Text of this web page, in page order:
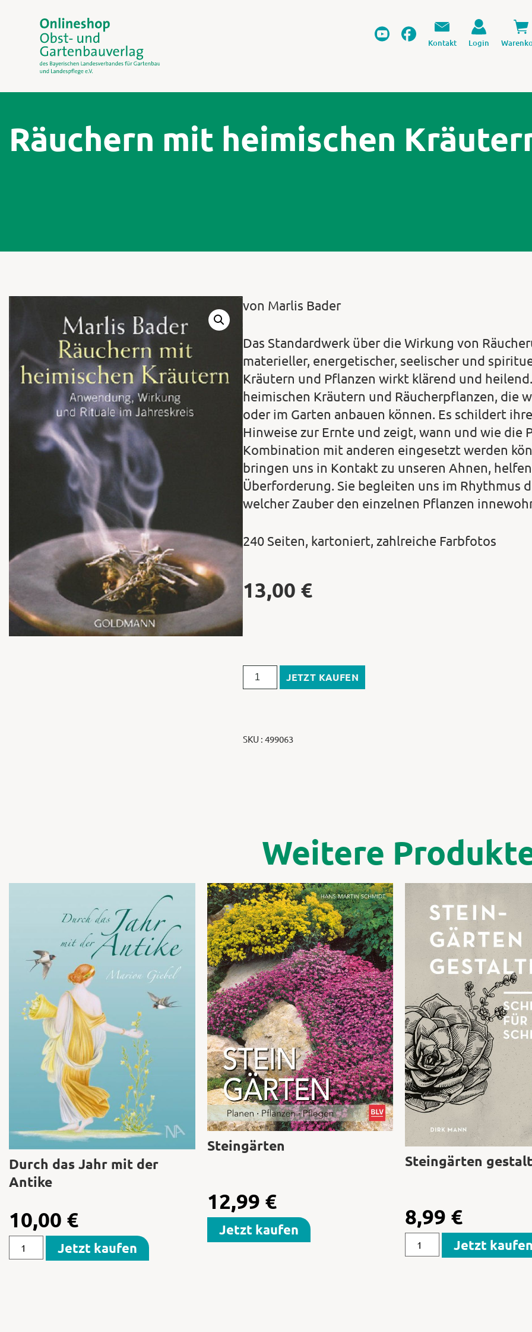
Kontakt Login
Räuchern mit heimischen
von Marlis Bader
Das Standardwerk über die Wirkung von
materieller, energetischer, seelischer und
Kräutern und Pflanzen wirkt klärend und
heimischen Kräutern und Räucherpflanzen, die
oder im Garten anbauen können. Es schildert
Hinweise zur Ernte und zeigt, wann und wie die
Kombination mit anderen eingesetzt werden
bringen uns in Kontakt zu unseren Ahnen,
Überforderung. Sie begleiten uns im Rhythmus
welcher Zauber den einzelnen Pflanzen
240 Seiten, kartoniert, zahlreiche Farbfotos
13,00 €
JETZT KAUFEN
SKU : 499063
Weitere
Durch das Jahr mit der
Antike
10,00 €
Jetzt kaufen
Steingärten
12,99 €
Jetzt kaufen
Steingärten
8,99 €
Jetzt